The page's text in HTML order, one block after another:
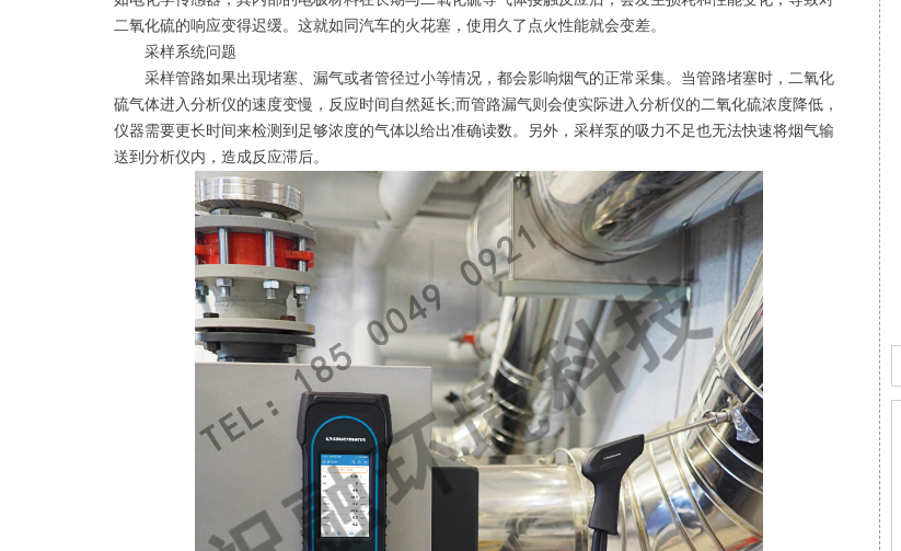
二氧化硫的响应变得迟缓。这就如同汽车的火花塞，使用久了点火性能就会变差。
采样系统问题
采样管路如果出现堵塞、漏气或者管径过小等情况，都会影响烟气的正常采集。当管路堵塞时，二氧化
硫气体进入分析仪的速度变慢，反应时间自然延长;而管路漏气则会使实际进入分析仪的二氧化硫浓度降低，
仪器需要更长时间来检测到足够浓度的气体以给出准确读数。另外，采样泵的吸力不足也无法快速将烟气输
送到分析仪内，造成反应滞后。
支持检测：SO2,H2S,CxHy
升级三重过滤/加强型气泵
Pro型号整机质保3年
CO-H2氢气补偿功能
CO自动稀释和保护量程:50000ppm
2-6组气体传感器:O2,CO-H2,NO,Low NO,NO2Low NO2,SO2,Low SO2,H2S,和CxHy
可替换式预校准传感器
壁挂炉专用烟气检测仪
标配2组气体传感器:O2,CO
可通过移动App生成报表
自动/手动记录分析数据
可设置停止气泵保护CO传感器中毒
小巧轻便,自重仅350克
低热值气体烧嘴
低热值气体烧嘴
专为大流量、低热值工业尾气设计
配备尾气长明灯中心火焰，燃烧稳定
若尾气压力低，管路设计防回火装置
可实现就地与远程控制
尾气阀组双切断设计，有检漏保护，确保设备安全稳定
炉膛无需单独设置废气入口，简化炉膛结构
高温高速型烧嘴
高温高速型烧嘴
功率范围：105kW-5300kW
适用最高燃烧室温度1540℃
火焰最高工况流速150m/s
可使用预热空气进行助燃
调节比20:1；低CO、NOx排放
多燃料混烧燃烧嘴
多燃料混烧燃烧嘴具有结构坚固
防回火、耐高温、防腐蚀的特点
主燃料和低热值工业尾气独立控制，运行互不干扰
可选天然气+煤气、煤气+甲醇等多种组合做燃料
燃烧时不同燃料的风燃比可实现独立控制
设计尾气及废油优先大功率燃烧
低CO、NOx排放;燃烧器调节比可达10:1
低氮型燃气烧嘴
低氮型燃气烧嘴
功率范围：0.35MW-28MW
调节比10:1，炉温均匀性好
低NOX、CO排放,满足当下环保、节能的国家标准
适用于天然气、氢气、液化石油气等多种燃料
点火稳定，噪音振动小；外型美观
挥发性有机物烧嘴
挥发性有机物烧嘴
应用于一些特殊的工业生产过程
如高温炉、工业炉、燃气锅炉等
这些加热炉往往对点火过程的可靠性
精确性和安全性有较高的要求
还可配套大型烧嘴，做长明灯引燃主火焰用
非标节能燃油烧嘴
非标节能燃油烧嘴
油滴雾化均匀，燃尽率299.9%
火焰长度0.5m-0.75m在线调节
安装简单，操作方便，易于维护
自带电动调节风门，实现空燃比精准控制
侦测HFCF HFC 和 CFC 冷媒
高灵敏度:0-3 g/year
归零功能；声光报警功能
30cm 柔性探针；传感器加热
索尔曼Si-CD3可燃气体检测仪报警器
可调报警功能
30 cm 柔性探针
显示屏背光功能